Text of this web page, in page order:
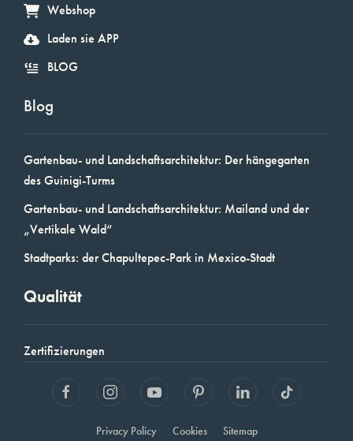
Webshop
Laden sie APP
BLOG
Blog
Gartenbau- und Landschaftsarchitektur: Der hängegarten
des Guinigi-Turms
Gartenbau- und Landschaftsarchitektur: Mailand und der
„Vertikale Wald“
Stadtparks: der Chapultepec-Park in Mexico-Stadt
Qualität
Zertifizierungen
Privacy Policy Cookies Sitemap